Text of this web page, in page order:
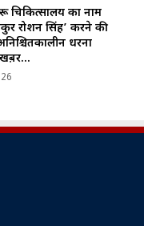
चिकित्सालय का नाम
रोशन सिंह’ करने की
धरना